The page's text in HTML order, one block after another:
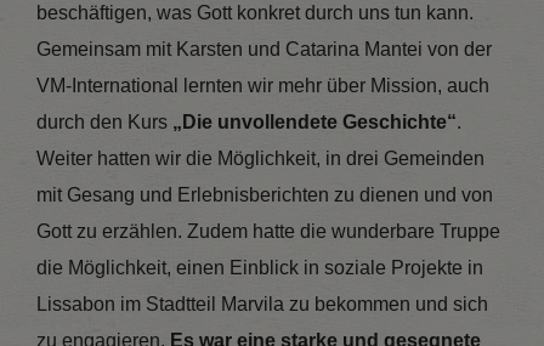
beschäftigen, was Gott konkret durch uns tun kann.
Gemeinsam mit Karsten und Catarina Mantei von der
VM-International lernten wir mehr über Mission, auch
durch den Kurs „Die unvollendete Geschichte“.
Weiter hatten wir die Möglichkeit, in drei Gemeinden
mit Gesang und Erlebnisberichten zu dienen und von
Gott zu erzählen. Zudem hatte die wunderbare Truppe
die Möglichkeit, einen Einblick in soziale Projekte in
Lissabon im Stadtteil Marvila zu bekommen und sich
zu engagieren. Es war eine starke und gesegnete